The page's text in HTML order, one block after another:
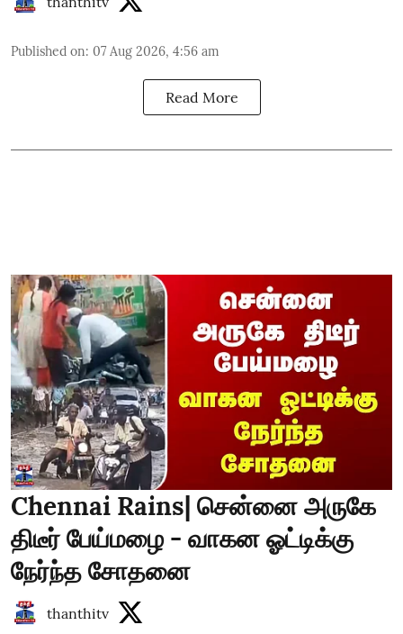
Published on: 07 Aug 2026, 4:56 am
Read More
Chennai Rains| சென்னை அருகே
திடீர் பேய்மழை - வாகன ஓட்டிக்கு
நேர்ந்த சோதனை
thanthitv